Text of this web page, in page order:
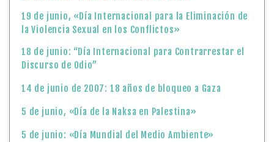
19 de junio, «Día Internacional para la Eliminación de
la Violencia Sexual en los Conflictos»
18 de junio: “Día Internacional para Contrarrestar el
Discurso de Odio”
14 de junio de 2007: 18 años de bloqueo a Gaza
5 de junio, «Día de la Naksa en Palestina»
5 de junio: «Día Mundial del Medio Ambiente»